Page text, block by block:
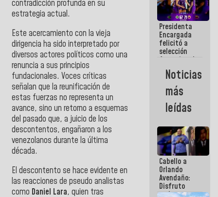
contradicción profunda en su
estrategia actual.
Este acercamiento con la vieja
dirigencia ha sido interpretado por
diversos actores políticos como una
renuncia a sus principios
fundacionales. Voces críticas
señalan que la reunificación de
estas fuerzas no representa un
avance, sino un retorno a esquemas
del pasado que, a juicio de los
descontentos, engañaron a los
venezolanos durante la última
década.
El descontento se hace evidente en
las reacciones de pseudo analistas
como Daniel Lara, quien tras
un capítulo
decisivo en
la gesta
emancipadora
de nuestra
América
Presidenta
Encargada
felicitó a
selección
femenina de
baloncesto
por su
clasificación
a la
AmeriCup
2027
Noticias
más
leídas
Cabello a
Orlando
Avendaño:
Disfruto
cada vez